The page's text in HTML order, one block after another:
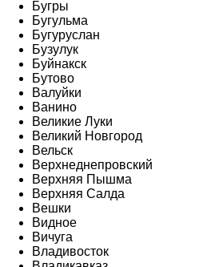
Бугры
Бугульма
Бугуруслан
Бузулук
Буйнакск
Бутово
Валуйки
Ванино
Великие Луки
Великий Новгород
Вельск
Верхнеднепровский
Верхняя Пышма
Верхняя Салда
Вешки
Видное
Вичуга
Владивосток